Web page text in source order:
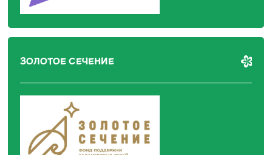
ЗОЛОТОЕ СЕЧЕНИЕ